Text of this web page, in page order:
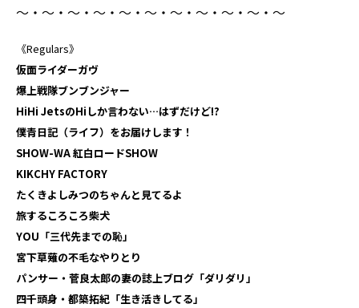
～・～・～・～・～・～・～・～・～・～・～
《Regulars》
仮面ライダーガヴ
爆上戦隊ブンブンジャー
HiHi JetsのHiしか言わない…はずだけど!?
僕青日記（ライフ）をお届けします！
SHOW-WA 紅白ロードSHOW
KIKCHY FACTORY
たくきよしみつのちゃんと見てるよ
旅するころころ柴犬
YOU「三代先までの恥」
宮下草薙の不毛なやりとり
パンサー・菅良太郎の妻の誌上ブログ「ダリダリ」
四千頭身・都築拓紀「生き活きしてる」